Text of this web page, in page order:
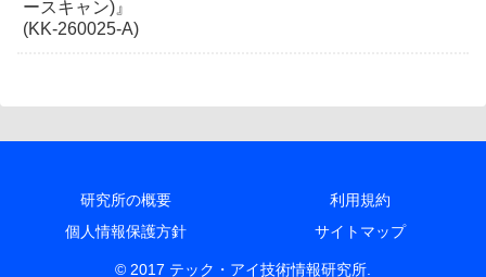
研究所の概要
利用規約
個人情報保護方針
サイトマップ
© 2017 テック・アイ技術情報研究所.